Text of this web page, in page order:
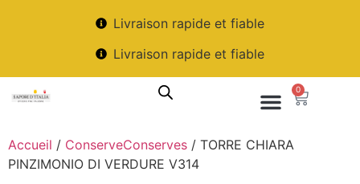
Livraison rapide et fiable
Livraison rapide et fiable
0
Accueil / ConserveConserves / TORRE CHIARA
PINZIMONIO DI VERDURE V314